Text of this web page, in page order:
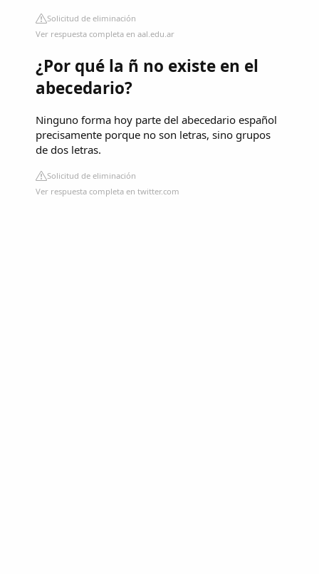
Solicitud de eliminación
Ver respuesta completa en aal.edu.ar
¿Por qué la ñ no existe en el
abecedario?
Ninguno forma hoy parte del abecedario español
precisamente porque no son letras, sino grupos
de dos letras.
Solicitud de eliminación
Ver respuesta completa en twitter.com